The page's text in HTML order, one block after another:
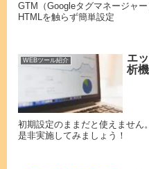
GTM（Googleタグマネージャ
HTMLを触らず簡単設定
WEBツール紹介
エ
析
初期設定のままだと使えません
是非実施してみましょう！